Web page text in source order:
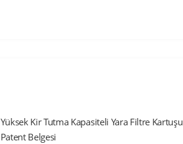
Yüksek Kir Tutma Kapasiteli Yara Filtre Kartuşu
Patent Belgesi